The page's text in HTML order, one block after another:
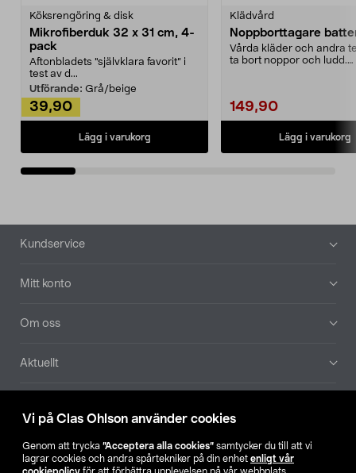
Vi på Clas Ohlson använder cookies
Genom att trycka ”Acceptera alla cookies” samtycker du till att vi
lagrar cookies och andra spårtekniker på din enhet enligt vår
Köksrengöring & disk
Mikrofiberduk 32 x 31 cm, 4-
pack
Aftonbladets "självklara favorit” i
test av d...
Utförande: Grå/beige
39,90
Lägg i varukorg
Klädvård
Noppborttagare
Vårda kläder och andra
ta bort noppor och ludd.
149,90
Lägg i varukorg
Sidfot
Kundservice
Mitt konto
Om oss
Aktuellt
Hitta butik